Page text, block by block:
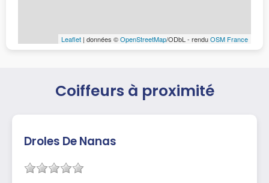
Leaflet | données ©OpenStreetMap/ODbL - renduOSM France
Coiffeurs à proximité
Droles De Nanas